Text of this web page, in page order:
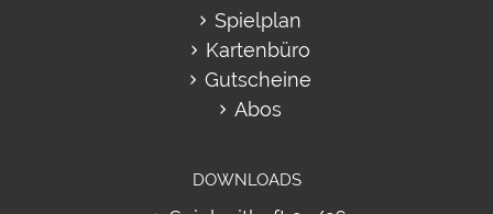
Spielplan
Kartenbüro
Gutscheine
Abos
DOWNLOADS